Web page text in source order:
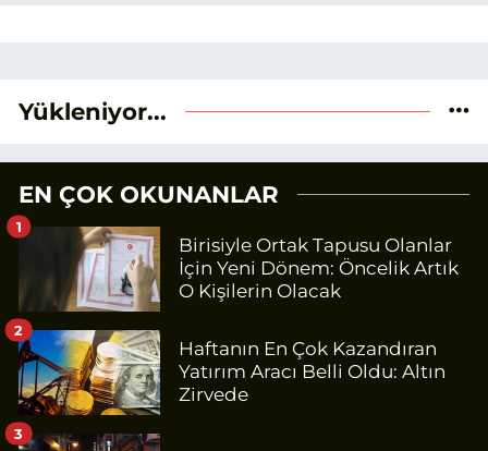
Yükleniyor...
EN ÇOK OKUNANLAR
Birisiyle Ortak Tapusu Olanlar
İçin Yeni Dönem: Öncelik Artık
O Kişilerin Olacak
1
Haftanın En Çok Kazandıran
Yatırım Aracı Belli Oldu: Altın
Zirvede
2
3